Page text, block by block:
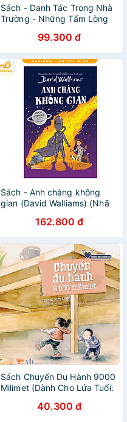
Sách - Danh Tác Trong Nhà
Trường - Những Tấm Lòng
99.300 đ
Sách - Anh chàng không
gian (David Walliams) (Nhã
162.800 đ
Sách Chuyến Du Hành 9000
Milimet (Dành Cho Lứa Tuổi:
40.300 đ